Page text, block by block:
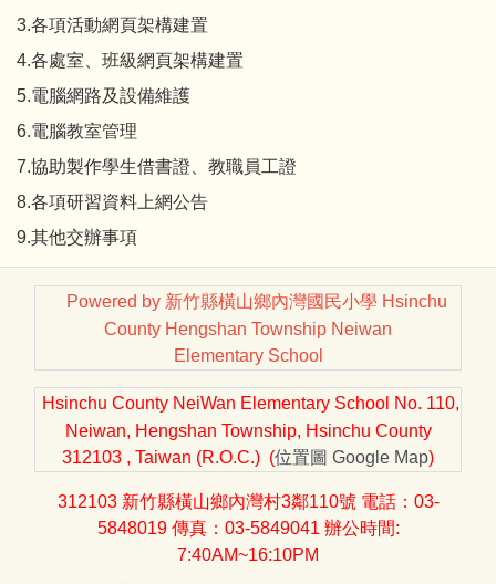
3.各項活動網頁架構建置
4.各處室、班級網頁架構建置
5.電腦網路及設備維護
6.電腦教室管理
7.協助製作學生借書證、教職員工證
8.各項研習資料上網公告
9.其他交辦事項
Powered by 新竹縣橫山鄉內灣國民小學 Hsinchu
County Hengshan Township Neiwan
Elementary School
Hsinchu County NeiWan Elementary School No. 110,
Neiwan, Hengshan Township, Hsinchu County
312103 , Taiwan (R.O.C.) (位置圖 Google Map)
312103 新竹縣橫山鄉內灣村3鄰110號 電話：03-
5848019 傳真：03-5849041 辦公時間:
7:40AM~16:10PM